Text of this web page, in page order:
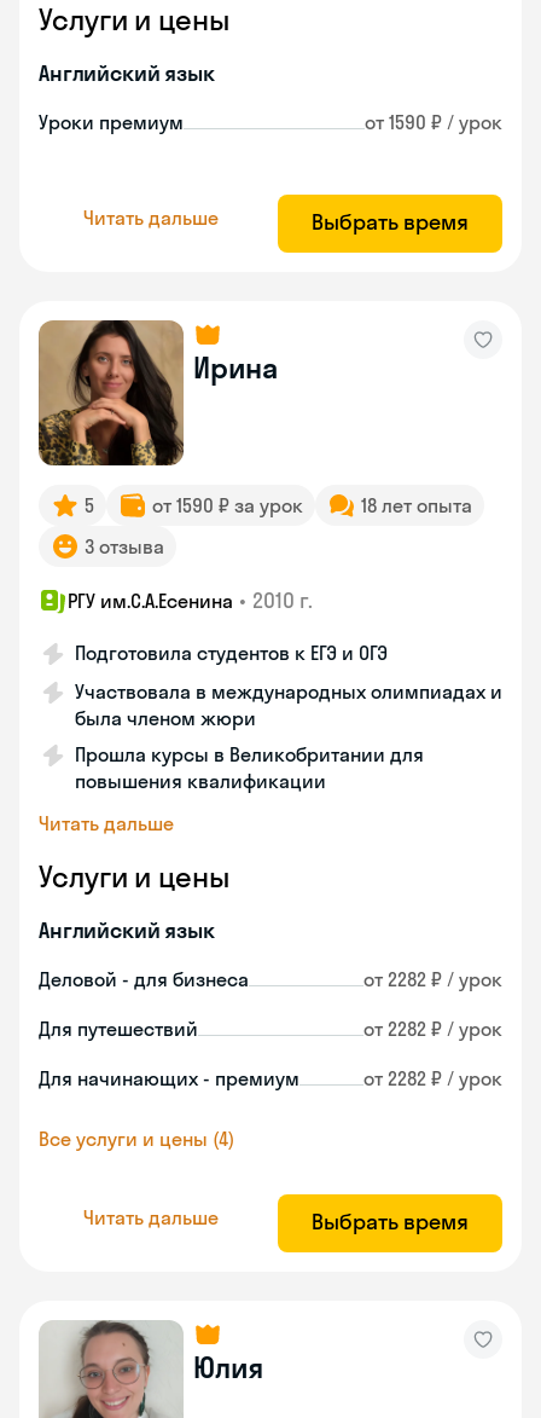
Услуги и цены
Английский язык
Уроки премиум от 1590 ₽ / урок
Читать дальше Выбрать время
Ирина
5 от 1590 ₽ за урок
18 лет опыта
3 отзыва
РГУ им.С.А.Есенина • 2010 г.
Подготовила студентов к ЕГЭ и ОГЭ
Участвовала в международных олимпиадах и
была членом жюри
Прошла курсы в Великобритании для
повышения квалификации
Читать дальше
Услуги и цены
Английский язык
Деловой - для бизнеса от 2282 ₽ / урок
Для путешествий от 2282 ₽ / урок
Для начинающих - премиум от 2282 ₽ / урок
Все услуги и цены (4)
Читать дальше Выбрать время
Юлия